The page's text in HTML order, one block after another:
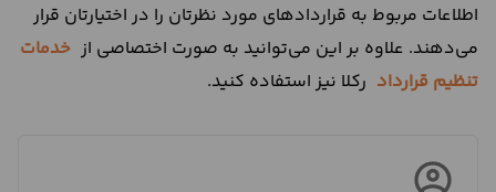
اطلاعات مربوط به قراردادهای مورد نظرتان را در اختیارتان قرار
می‌دهند. علاوه بر این می‌توانید به صورت اختصاصی از خدمات
تنظیم قرارداد رکلا نیز استفاده کنید.